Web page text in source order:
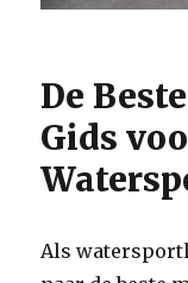
De
Gids
Als